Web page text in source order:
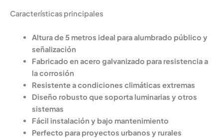
Características principales
Altura de 5 metros ideal para alumbrado público y
señalización
Fabricado en acero galvanizado para resistencia a
la corrosión
Resistente a condiciones climáticas extremas
Diseño robusto que soporta luminarias y otros
sistemas
Fácil instalación y bajo mantenimiento
Perfecto para proyectos urbanos y rurales